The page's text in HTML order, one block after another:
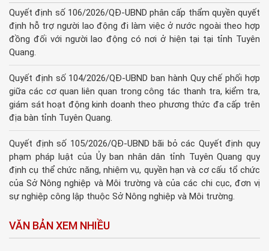
Quyết định số 106/2026/QĐ-UBND phân cấp thẩm quyền quyết
định hỗ trợ người lao động đi làm việc ở nước ngoài theo hợp
đồng đối với người lao động có nơi ở hiện tại tại tỉnh Tuyên
Quang.
Quyết định số 104/2026/QĐ-UBND ban hành Quy chế phối hợp
giữa các cơ quan liên quan trong công tác thanh tra, kiểm tra,
giám sát hoạt động kinh doanh theo phương thức đa cấp trên
địa bàn tỉnh Tuyên Quang.
Quyết định số 105/2026/QĐ-UBND bãi bỏ các Quyết định quy
phạm pháp luật của Ủy ban nhân dân tỉnh Tuyên Quang quy
định cụ thể chức năng, nhiệm vụ, quyền hạn và cơ cấu tổ chức
của Sở Nông nghiệp và Môi trường và của các chi cục, đơn vị
sự nghiệp công lập thuộc Sở Nông nghiệp và Môi trường.
VĂN BẢN XEM NHIỀU